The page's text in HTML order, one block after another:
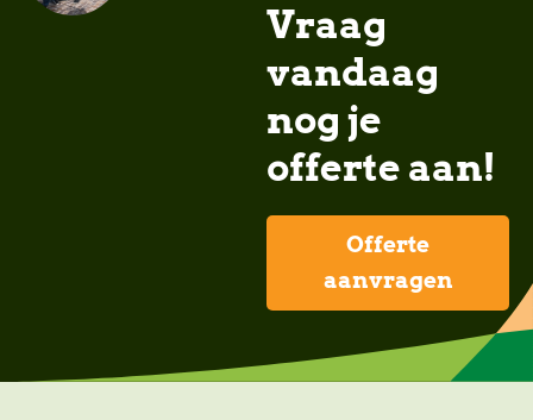
Vraag
vandaag
nog je
offerte aan!
Offerte
aanvragen